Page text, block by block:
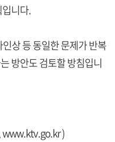
니다.
상 등 동일한 문제가 반복
방안도 검토할 방침입니
www.ktv.go.kr )